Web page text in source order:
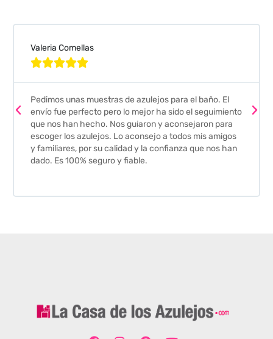
Valeria Comellas

Pedimos unas muestras de azulejos para el baño. El
envío fue perfecto pero lo mejor ha sido el seguimiento
que nos han hecho. Nos guiaron y aconsejaron para
escoger los azulejos. Lo aconsejo a todos mis amigos
y familiares, por su calidad y la confianza que nos han
dado. Es 100% seguro y fiable.